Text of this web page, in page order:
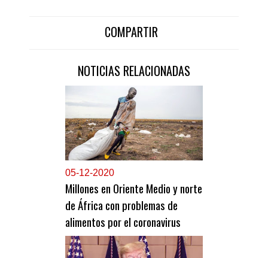
COMPARTIR
NOTICIAS RELACIONADAS
05-12-2020
Millones en Oriente Medio y norte
de África con problemas de
alimentos por el coronavirus